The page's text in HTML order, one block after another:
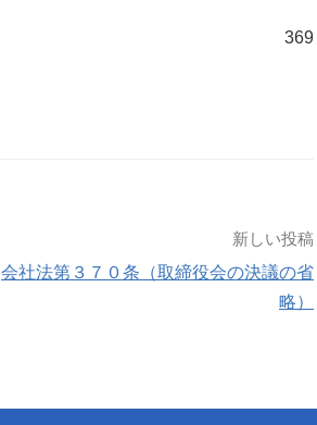
369
新しい投稿
会社法第３７０条（取締役会の決議の省
略）